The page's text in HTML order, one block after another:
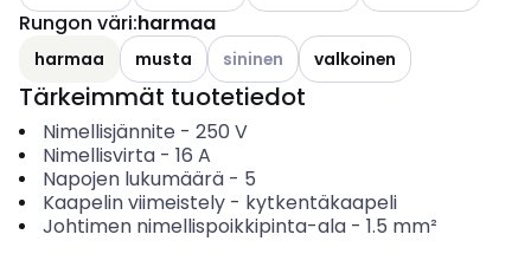
Rungon väri:harmaa
harmaa musta Katso käytettävissä olevat
sininen valkoinen
Tärkeimmät tuotetiedot
Nimellisjännite - 250 V
Nimellisvirta- 16 A
Napojen lukumäärä- 5
Kaapelin viimeistely- kytkentäkaapeli
Johtimen nimellispoikkipinta-ala- 1.5 mm²